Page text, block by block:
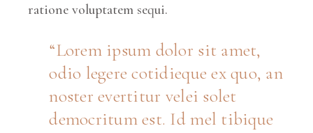
ratione voluptatem sequi.
Lorem ipsum dolor sit amet,
odio legere cotidieque ex quo, an
noster evertitur velei solet
democritum est. Id mel tibique